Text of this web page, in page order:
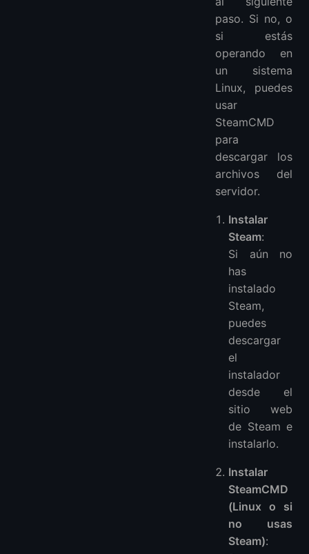
paso. Si no, o
si estás
operando en
un sistema
Linux, puedes
usar
SteamCMD
para
descargar los
archivos del
servidor.
Instalar
Steam:
Si aún no
has
instalado
Steam,
puedes
descargar
el
instalador
desde el
sitio web
de Steam e
instalarlo.
Instalar
SteamCMD
(Linux o si
no usas
Steam):